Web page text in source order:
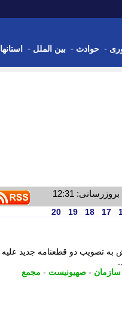
- حوادث - بین الملل - استانها
بروزرسانی: 12:31
17
18
19
20
تصویب دو قطعنامه جدید علیه
سازمان - صهیونیست - مجمع